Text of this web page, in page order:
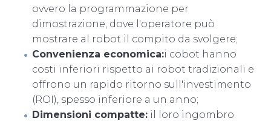
ovvero la programmazione per
dimostrazione, dove l'operatore può
mostrare al robot il compito da svolgere;
Convenienza economica:i cobot hanno
costi inferiori rispetto ai robot tradizionali e
offrono un rapido ritorno sull'investimento
(ROI), spesso inferiore a un anno;
Dimensioni compatte:il loro ingombro